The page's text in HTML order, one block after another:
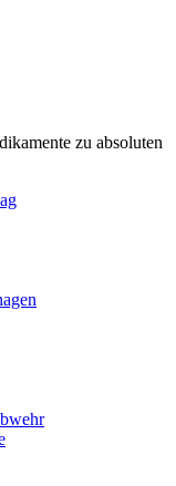
zu absoluten